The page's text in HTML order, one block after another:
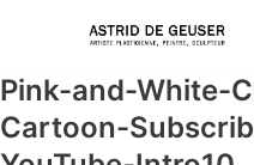
au
contenu
Pink-and-White-
Cartoon-